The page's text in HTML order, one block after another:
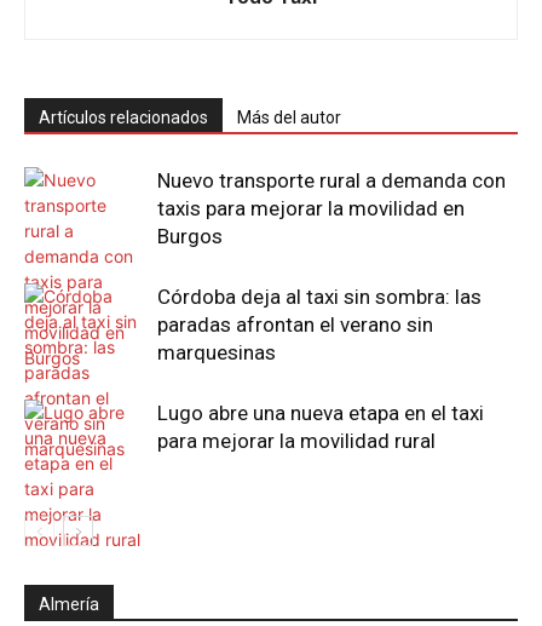
Artículos relacionados Más del autor
Nuevo transporte rural a demanda con
taxis para mejorar la movilidad en
Burgos
Córdoba deja al taxi sin sombra: las
paradas afrontan el verano sin
marquesinas
Lugo abre una nueva etapa en el taxi
para mejorar la movilidad rural
Almería